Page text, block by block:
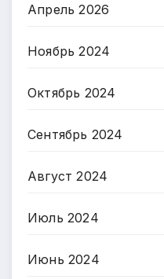
Апрель 2026
Ноябрь 2024
Октябрь 2024
Сентябрь 2024
Август 2024
Июль 2024
Июнь 2024